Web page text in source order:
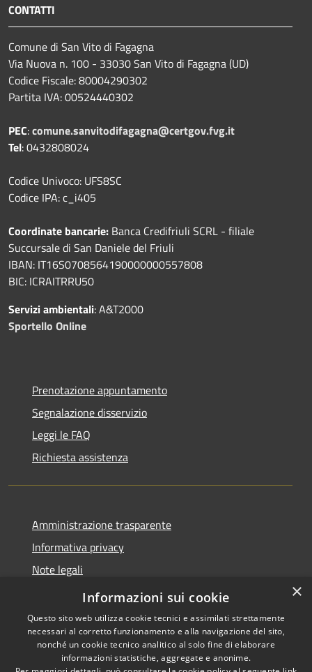
CONTATTI
Comune di San Vito di Fagagna
Via Nuova n. 100 - 33030 San Vito di Fagagna (UD)
Codice Fiscale: 80004290302
Partita IVA: 00524440302
PEC:comune.sanvitodifagagna@certgov.fvg.it
Tel: 0432808024
Codice Univoco: UFS8SC
Codice IPA: c_i405
Coordinate bancarie: Banca Credifriuli SCRL - filiale
Succursale di San Daniele del Friuli
IBAN: IT16S0708564190000000557808
BIC: ICRAITRRU50
Servizi ambientali: A&T2000
Sportello Online
Prenotazione appuntamento
Segnalazione disservizio
Leggi le FAQ
Richiesta assistenza
Amministrazione trasparente
Informativa privacy
Note legali
Dichiarazione di accessibilità
Copyright © 2026 • Comune di
×
Informazioni sui cookie
Questo sito web utilizza cookie tecnici e assimilati strettamente
necessari al corretto funzionamento e alla navigazione del sito,
nonché un cookie tecnico analitico al solo fine di elaborare
informazioni statistiche, aggregate e anonime.